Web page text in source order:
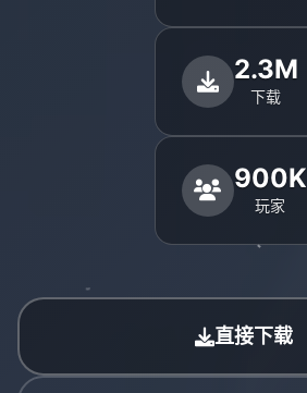
2.3M
下载
900K
玩家
直接下载